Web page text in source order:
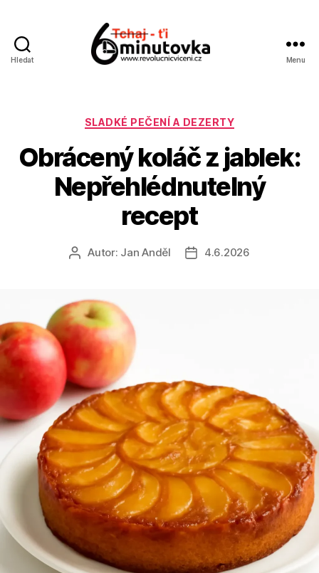
Hledat Menu
Rubriky
SLADKÉ PEČENÍ A DEZERTY
Obrácený koláč z jablek:
Nepřehlédnutelný
recept
AutorAutor: Jan Anděl
Datum
4.6.2026